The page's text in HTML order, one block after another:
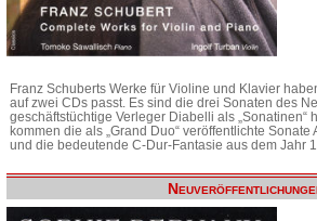
Franz Schuberts Werke für Violine und Klavier
auf zwei CDs passt. Es sind die drei Sonaten des
geschäftstüchtige Verleger Diabelli als „Sonatinen“
kommen die als „Grand Duo“ veröffentlichte Sonate
und die bedeutende C-Dur-Fantasie aus dem Jahr